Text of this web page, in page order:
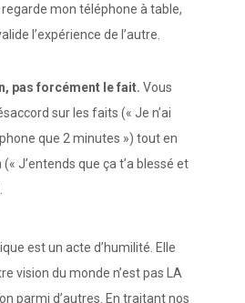
mon téléphone à table,
l’expérience de l’autre.
pas forcément le fait. Vous
sur les faits (« Je n’ai
que 2 minutes ») tout en
J’entends que ça t’a blessé et
est un acte d’humilité. Elle
vision du monde n’est pas LA
parmi d’autres. En traitant nos